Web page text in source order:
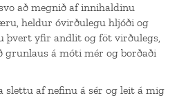
að megnið af innihaldinu
heldur óvirðulegu hljóði og
þvert yfir andlit og föt virðulegs,
grunlaus á móti mér og borðaði
af nefinu á sér og leit á mig